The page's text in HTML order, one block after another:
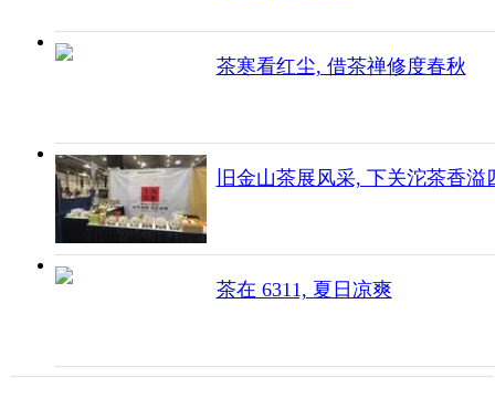
茶寒看红尘, 借茶禅修度春秋
旧金山茶展风采, 下关沱茶香溢
茶在 6311, 夏日凉爽